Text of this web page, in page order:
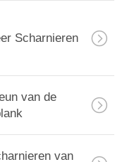
Scharnieren
van de
van